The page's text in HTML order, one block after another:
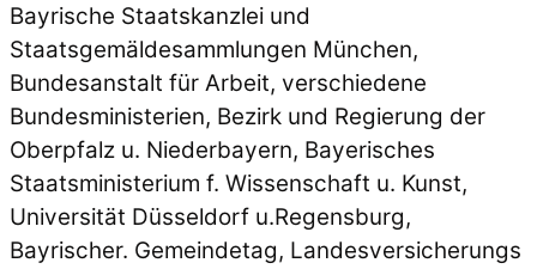
Bayrische Staatskanzlei und
Staatsgemäldesammlungen München,
Bundesanstalt für Arbeit, verschiedene
Bundesministerien, Bezirk und Regierung der
Oberpfalz u. Niederbayern, Bayerisches
Staatsministerium f. Wissenschaft u. Kunst,
Universität Düsseldorf u.Regensburg,
Bayrischer. Gemeindetag, Landesversicherungs